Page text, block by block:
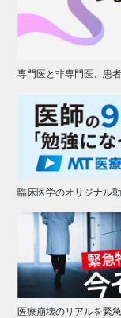
専門医と非専門医、患
臨床医学のオリジナル
医療崩壊のリアルを緊